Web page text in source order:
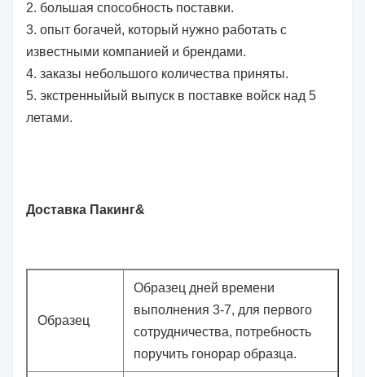
2. большая способность поставки.
3. опыт богачей, который нужно работать с
известными компанией и брендами.
4. заказы небольшого количества приняты.
5. экстренныйый выпуск в поставке войск над 5
летами.
Доставка Пакинг&
Образец
Образец дней времени
выполнения 3-7, для первого
сотрудничества, потребность
поручить гонорар образца.